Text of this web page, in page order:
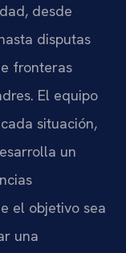
desde
disputas
fronteras
El equipo
situación,
un
el objetivo sea
una